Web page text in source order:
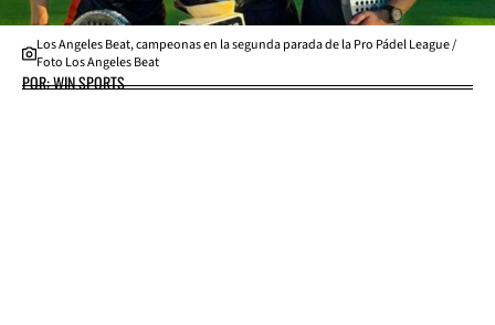
Los Angeles Beat, campeonas en la segunda parada de la Pro Pádel League /
Foto Los Angeles Beat
POR: WIN SPORTS